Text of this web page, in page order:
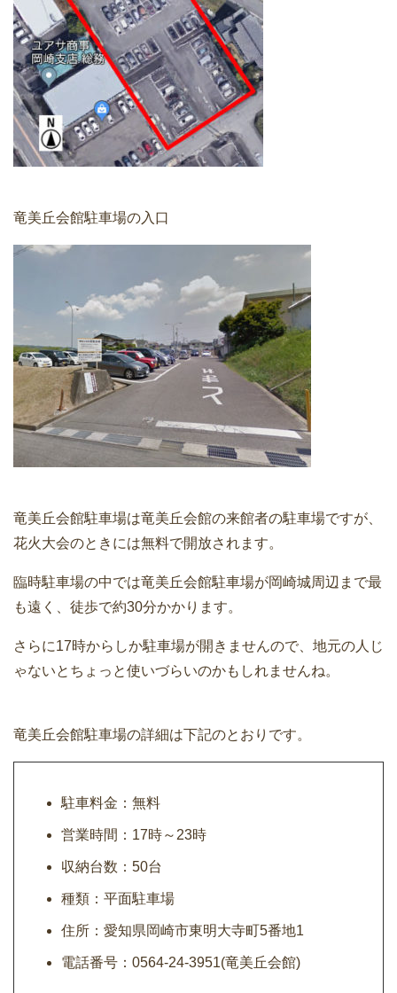
竜美丘会館駐車場の入口
竜美丘会館駐車場は竜美丘会館の来館者の駐車場ですが、
花火大会のときには無料で開放されます。
臨時駐車場の中では竜美丘会館駐車場が岡崎城周辺まで最
も遠く、徒歩で約30分かかります。
さらに17時からしか駐車場が開きませんので、地元の人じ
ゃないとちょっと使いづらいのかもしれませんね。
竜美丘会館駐車場の詳細は下記のとおりです。
駐車料金：無料
営業時間：17時～23時
収納台数：50台
種類：平面駐車場
住所：愛知県岡崎市東明大寺町5番地1
電話番号：0564-24-3951(竜美丘会館)